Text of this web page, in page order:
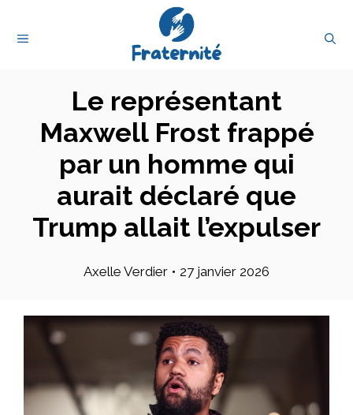
MENU
Le représentant
Maxwell Frost frappé
par un homme qui
aurait déclaré que
Trump allait l’expulser
Axelle Verdier • 27 janvier 2026